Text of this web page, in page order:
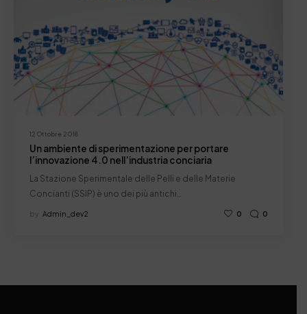
12 Ottobre 2018
Un ambiente di sperimentazione per portare
l’innovazione 4.0 nell’industria conciaria
La Stazione Sperimentale delle Pelli e delle Materie
Concianti (SSIP) è uno dei più antichi…
by Admin_dev2 0 0